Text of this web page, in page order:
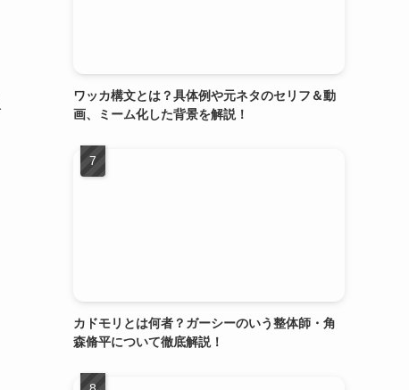
ワッカ構文とは？具体例や元ネタのセリフ＆動
画、ミーム化した背景を解説！
カドモリとは何者？ガーシーのいう整体師・角
森脩平について徹底解説！